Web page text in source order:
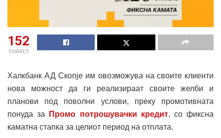
152
SHARES
Халкбанк АД Скопје им овозможува на своите клиенти
нова можност да ги реализираат своите желби и
планови под поволни услови, преку промотивната
понуда за
Промо потрошувачки кредит, со фиксна
каматна стапка за целиот период на отплата.